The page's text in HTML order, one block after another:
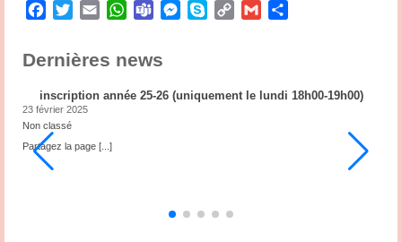
Facebook
TwitterEmailWhatsApp
TeamsMessenger
SkypeCopy Gmail
Dernières news
inscription année 25-26 (uniquement le lundi 18h00-19h00)
23 février 2025
Non classé
Partagez la page [...]